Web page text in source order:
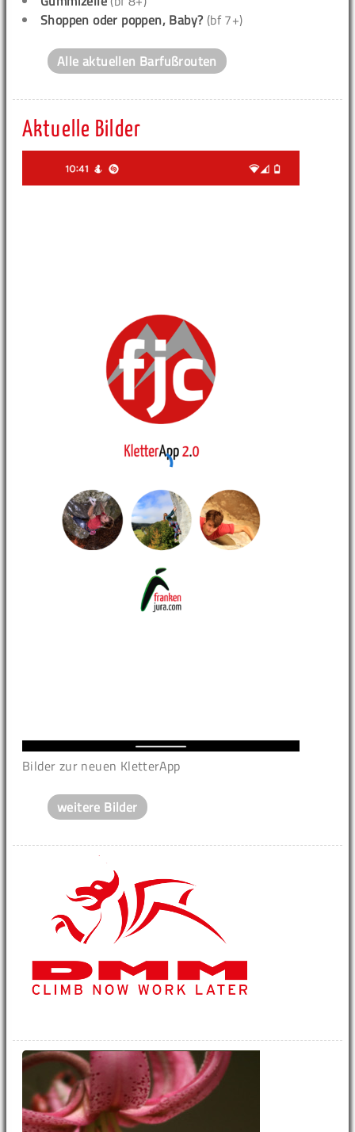
Shoppen oder poppen, Baby? (bf 7+)
Alle aktuellen Barfußrouten
Aktuelle Bilder
Bilder zur neuen KletterApp
weitere Bilder